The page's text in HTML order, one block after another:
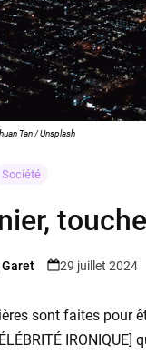
Tan / Unsplash
Société
29 juillet 2024
sont faites pour